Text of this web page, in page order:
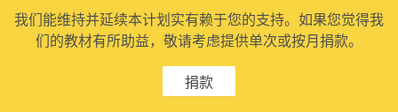
我们能维持并延续本计划实有赖于您的支持。如果您觉得我
们的教材有所助益，敬请考虑提供单次或按月捐款。
捐款